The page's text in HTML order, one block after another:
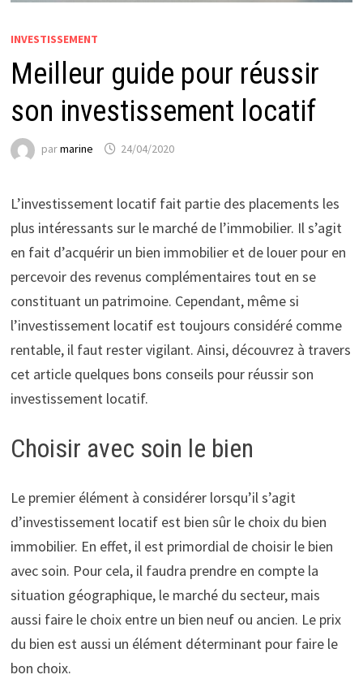
INVESTISSEMENT
Meilleur guide pour réussir
son investissement locatif
parmarine 24/04/2020
L’investissement locatif fait partie des placements les
plus intéressants sur le marché de l’immobilier. Il s’agit
en fait d’acquérir un bien immobilier et de louer pour en
percevoir des revenus complémentaires tout en se
constituant un patrimoine. Cependant, même si
l’investissement locatif est toujours considéré comme
rentable, il faut rester vigilant. Ainsi, découvrez à travers
cet article quelques bons conseils pour réussir son
investissement locatif.
Choisir avec soin le bien
Le premier élément à considérer lorsqu’il s’agit
d’investissement locatif est bien sûr le choix du bien
immobilier. En effet, il est primordial de choisir le bien
avec soin. Pour cela, il faudra prendre en compte la
situation géographique, le marché du secteur, mais
aussi faire le choix entre un bien neuf ou ancien. Le prix
du bien est aussi un élément déterminant pour faire le
bon choix.